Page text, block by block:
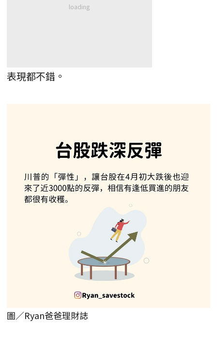
表現都不錯。
圖／Ryan爸爸理財誌